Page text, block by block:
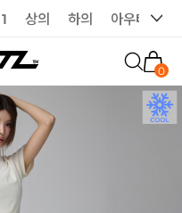
상의 하의 아우터
0